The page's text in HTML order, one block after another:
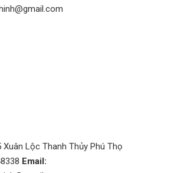
Xuân Lộc Thanh Thủy Phú Thọ
Email: